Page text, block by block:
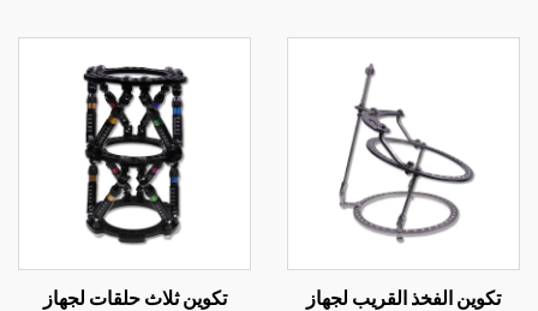
تكوين الفخذ القريب لجهاز
تكوين ثلاث حلقات لجهاز